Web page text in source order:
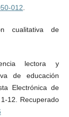
012
cualitativa de
lectora y
de educación
Electrónica de
12. Recuperado